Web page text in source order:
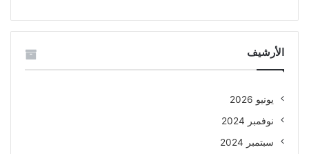
الأرشيف
يونيو 2026
نوفمبر 2024
سبتمبر 2024